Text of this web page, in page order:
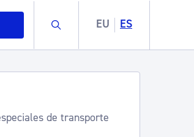
Buscar EU ES
de transporte